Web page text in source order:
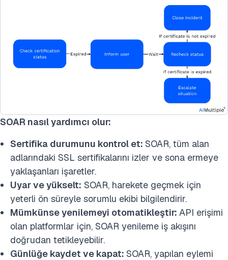
SOAR nasıl yardımcı olur:
Sertifika durumunu kontrol et: SOAR, tüm alan
adlarındaki SSL sertifikalarını izler ve sona ermeye
yaklaşanları işaretler.
Uyar ve yükselt: SOAR, harekete geçmek için
yeterli ön süreyle sorumlu ekibi bilgilendirir.
Mümkünse yenilemeyi otomatikleştir: API erişimi
olan platformlar için, SOAR yenileme iş akışını
doğrudan tetikleyebilir.
Günlüğe kaydet ve kapat: SOAR, yapılan eylemi